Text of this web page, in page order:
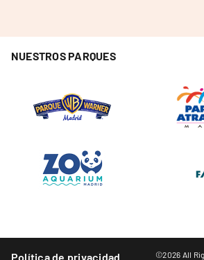
NUESTROS PARQUES
Política de privacidad ©2026 All